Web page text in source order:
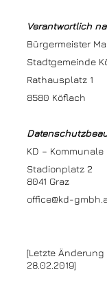
Verantwortlich
Bürgermeister
Stadtgemeinde
Rathausplatz 1
8580 Köflach
KD –
Stadionplatz 2
8041 Graz
office@kd-
[Letzte
28.02.2019]